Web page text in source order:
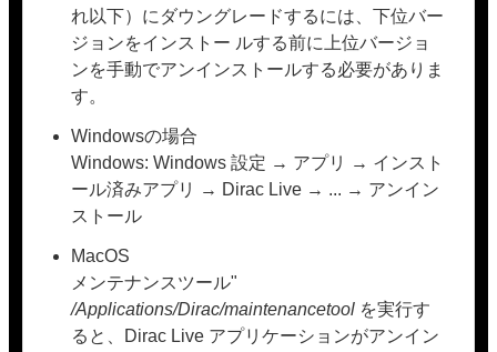
れ以下）にダウングレードするには、下位バー
ジョンをインストー ルする前に上位バージョ
ンを手動でアンインストールする必要がありま
す。
Windowsの場合
Windows: Windows 設定 → アプリ → インスト
ール済みアプリ → Dirac Live → ... → アンイン
ストール
MacOS
メンテナンスツール"
/Applications/Dirac/maintenancetool を実行す
ると、Dirac Live アプリケーションがアンイン